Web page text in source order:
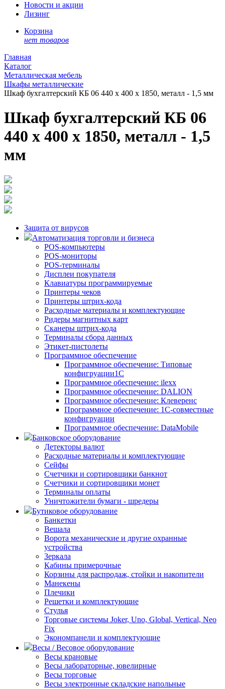
Новости и акции
Лизинг
Корзина
нет товаров
Главная
Каталог
Металлическая мебель
Шкафы металлические
Шкаф бухгалтерский КБ 06 440 х 400 х 1850, металл - 1,5 мм
Шкаф бухгалтерский КБ 06
440 х 400 х 1850, металл - 1,5
мм
Защита от вирусов
Автоматизация торговли и бизнеса
POS-компьютеры
POS-мониторы
POS-терминалы
Дисплеи покупателя
Клавиатуры программируемые
Принтеры чеков
Принтеры штрих-кода
Расходные материалы и комплектующие
Ридеры магнитных карт
Сканеры штрих-кода
Терминалы сбора данных
Этикет-пистолеты
Программное обеспечение
Программное обеспечение: Типовые
конфигруации1С
Программное обеспечение: ilexx
Программное обеспечение: DALION
Программное обеспечение: Клеверенс
Программное обеспечение: 1С-совместные
конфигруации
Программное обеспечение: DataMobile
Банковское оборудование
Детекторы валют
Расходные материалы и комплектующие
Сейфы
Счетчики и сортировщики банкнот
Счетчики и сортировщики монет
Терминалы оплаты
Уничтожители бумаги - шредеры
Бутиковое оборудование
Банкетки
Вешала
Ворота механические и другие охранные
устройства
Зеркала
Кабины примерочные
Корзины для распродаж, стойки и накопители
Манекены
Плечики
Решетки и комплектующие
Стулья
Торговые системы Joker, Uno, Global, Vertical, Neo
Fix
Экономпанели и комплектующие
Весы / Весовое оборудование
Весы крановые
Весы лабораторные, ювелирные
Весы торговые
Весы электронные складские напольные